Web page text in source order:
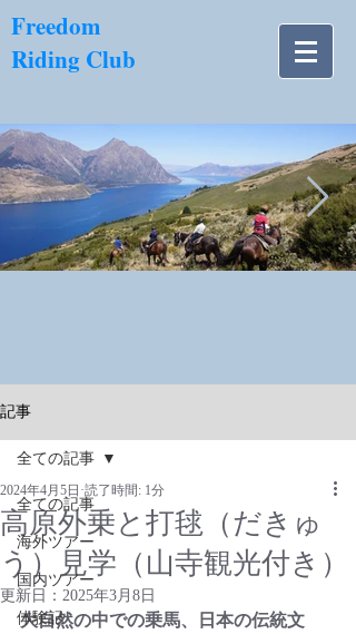
​Freedom
Riding Club
記事
全ての記事
海外ツアー
国内ツアー
体験記
全ての記事
高原外乗と打毬（だきゅ
う）見学（山寺観光付き）
2024年4月5日 読了時間: 1分
更新日： 2025年3月8日
大自然の中での乗馬、日本の伝統文